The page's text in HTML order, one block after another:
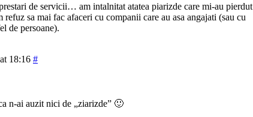
de servicii… am intalnitat atatea piarizde care mi-au pierdut
sa mai fac afaceri cu companii care au asa angajati (sau cu
de persoane).
18:16 #
n-ai auzit nici de „ziarizde” 🙂